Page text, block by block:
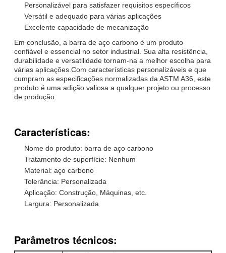
Personalizável para satisfazer requisitos específicos
Versátil e adequado para várias aplicações
Excelente capacidade de mecanização
Em conclusão, a barra de aço carbono é um produto
confiável e essencial no setor industrial. Sua alta resistência,
durabilidade e versatilidade tornam-na a melhor escolha para
várias aplicações.Com características personalizáveis e que
cumpram as especificações normalizadas da ASTM A36, este
produto é uma adição valiosa a qualquer projeto ou processo
de produção.
Características:
Nome do produto: barra de aço carbono
Tratamento de superfície: Nenhum
Material: aço carbono
Tolerância: Personalizada
Aplicação: Construção, Máquinas, etc.
Largura: Personalizada
Parâmetros técnicos: